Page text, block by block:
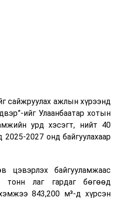
байдлыг хангах зэрэг
хөтөлбөрт тусгажээ.
лекц, асуулт-хариулт,
багаар ажиллах дасгал,
ажиллах дадлага зэрэг
зохион байгуулж
сайжруулах ажлын хүрээнд
ийг Улаанбаатар хотын
урд хэсэгт, нийт 40
2027 онд байгуулахаар
цэвэрлэх байгууламжаас
тонн лаг гардаг бөгөөд
843,200 м³-д хүрсэн